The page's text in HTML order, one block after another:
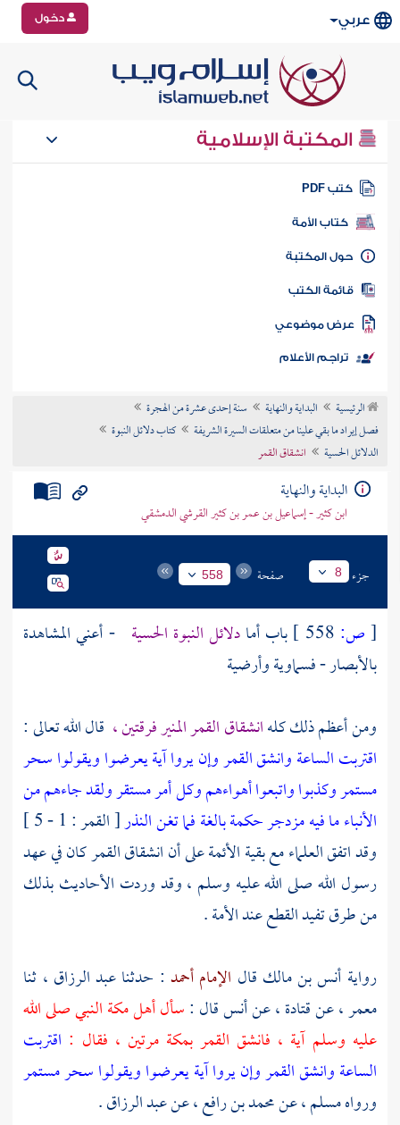
عربي دخول
المكتبة الإسلامية
كتب PDF
كتاب الأمة
المكتبة
الكتب
موضوعي
تراجم الأعلام
الرئيسية البداية والنهاية
سنة إحدى عشرة من الهجرة
فصل إيراد ما بقي علينا من متعلقات السيرة الشريفة
كتاب دلائل النبوة
الدلائل الحسية
انشقاق القمر
البداية والنهاية
ابن كثير - إسماعيل بن عمر بن كثير القرشي الدمشقي
جزء 8 صفحة 558
[ص: باب أمادلائل النبوة الحسية - أعني المشاهدة
بالأبصار - فسماوية وأرضية
ومن أعظم ذلك كلهانشقاق القمر المنير فرقتين ، قال الله تعالى :
اقتربت الساعة وانشق القمر وإن يروا آية يعرضوا ويقولوا سحر
مستمر وكذبوا واتبعوا أهواءهم وكل أمر مستقر ولقد جاءهم من
الأنباء ما فيه مزدجر حكمة بالغة فما تغن النذر
[ القمر : 1 - 5 ]
وقد اتفق العلماء مع بقية الأئمة على أن انشقاق القمر كان في عهد
رسول الله صلى الله عليه وسلم ، وقد وردت الأحاديث بذلك
من طرق تفيد القطع عند الأمة .
رواية أنس بن مالك قال الإمام أحمد : حدثناعبد الرزاق ، ثنا
معمر ،عنقتادة ،عنأنسقال :سألأهلمكةالنبي صلى الله
عليه وسلم آية ، فانشق القمربمكةمرتين ، فقال : اقتربت
الساعة وانشق القمر وإن يروا آية يعرضوا ويقولوا سحر مستمر
ورواهمسلم ،عنمحمد بن رافع ،عنعبد الرزاق.